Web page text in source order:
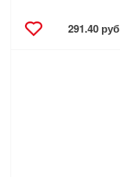
291.40 руб